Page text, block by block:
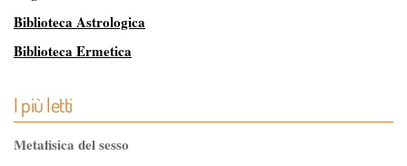
Biblioteca Astrologica
Biblioteca Ermetica
Biblioteca dei Misteri
Classici dell'Occulto
I più letti
Metafisica del sesso